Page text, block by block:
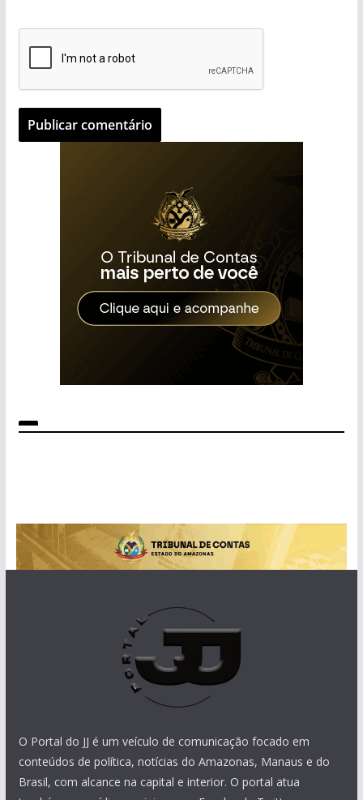
O Portal do JJ é um veículo de comunicação focado em
conteúdos de política, notícias do Amazonas, Manaus e do
Brasil, com alcance na capital e interior. O portal atua